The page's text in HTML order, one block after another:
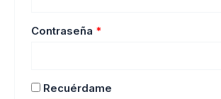
Contraseña *
Recuérdame